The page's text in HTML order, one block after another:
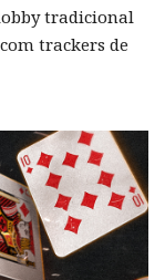
tradicional
trackers de